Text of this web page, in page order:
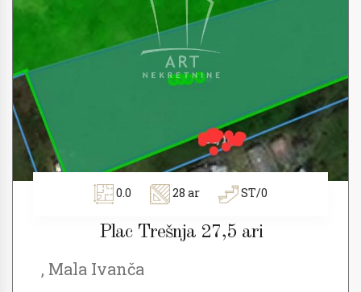
0.0 28 ar ST/0
Plac Trešnja 27,5 ari
, Mala Ivanča